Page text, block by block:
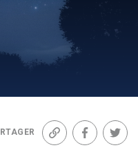
Lien Facebook